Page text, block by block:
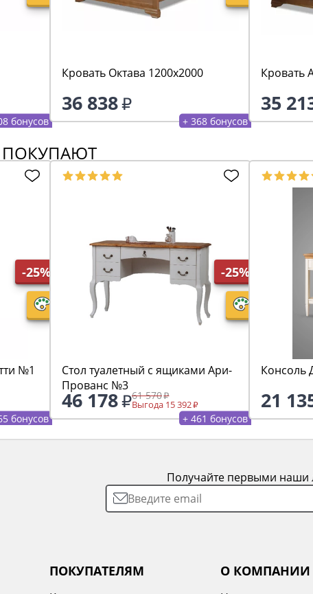
бонусов
Кровать Октава 1200х2000
36 838
+ 368 бонусов
Кровать
35
-25%
№1
бонусов
-25%
Стол туалетный с ящиками Ари-
Прованс №3
46 178 61 570
Выгода 15 392
+ 461 бонусов
Консоль
21
Получайте первыми
ПОКУПАТЕЛЯМ О КОМПАНИИ